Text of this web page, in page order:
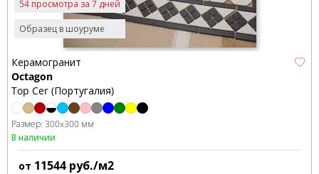
Образец в шоуруме
54 просмотра за 7 дней
Керамогранит
Octagon
Top Cer (Португалия)
Размер: 300x300 мм
В наличии
от 11544 руб./м2